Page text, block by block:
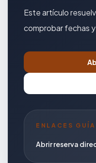
Este artículo
comprobar fechas
ENLACES GUÍA
Abrir reserva